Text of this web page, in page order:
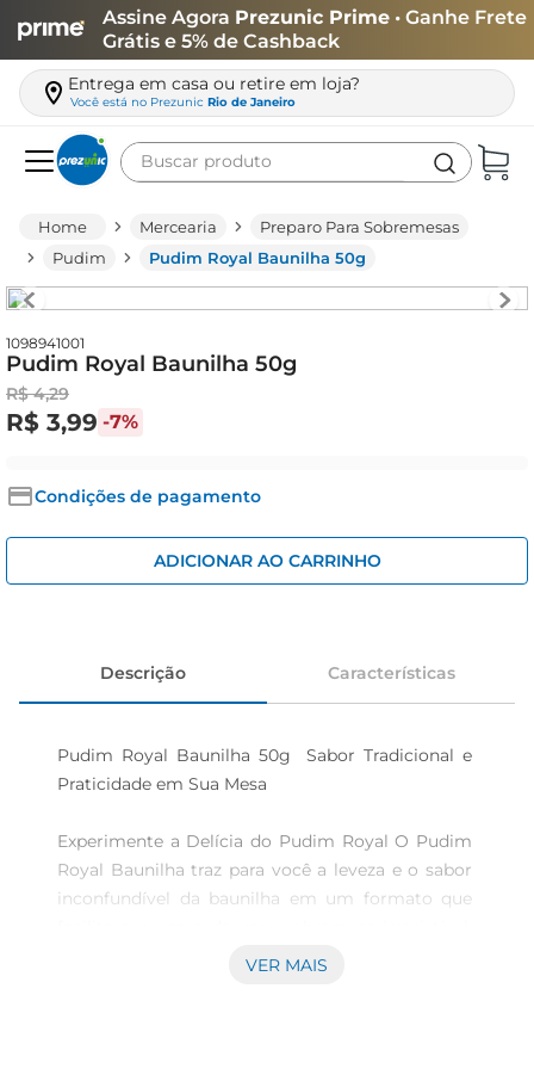
Assine Agora Prezunic Prime • Ganhe Frete
Grátis e 5% de Cashback
Entrega em casa ou retire em loja?
Você está no Prezunic Rio de Janeiro
Buscar produto
Mercearia
Preparo Para Sobremesas
Pudim
Pudim Royal Baunilha 50g
1098941001
Pudim Royal Baunilha 50g
R$ 4,29
R$ 3,99 -7%
Condições de pagamento
ADICIONAR AO CARRINHO
Descrição Características
Pudim Royal Baunilha 50g  Sabor Tradicional e
Praticidade em Sua Mesa
Experimente a Delícia do Pudim Royal O Pudim
Royal Baunilha traz para você a leveza e o sabor
inconfundível da baunilha em um formato que
Ideal para aqueles momentos especiais ou para
VER MAIS
leite
queijo
biscoito
arroz
iogurte